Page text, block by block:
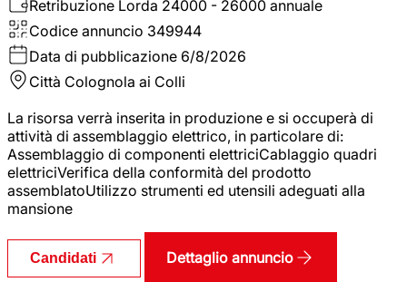
Retribuzione Lorda 24000 - 26000 annuale
Codice annuncio 349944
Data di pubblicazione 6/8/2026
Città Colognola ai Colli
La risorsa verrà inserita in produzione e si occuperà di
attività di assemblaggio elettrico, in particolare di:
Assemblaggio di componenti elettriciCablaggio quadri
elettriciVerifica della conformità del prodotto
assemblatoUtilizzo strumenti ed utensili adeguati alla
mansione
Candidati Dettaglio annuncio